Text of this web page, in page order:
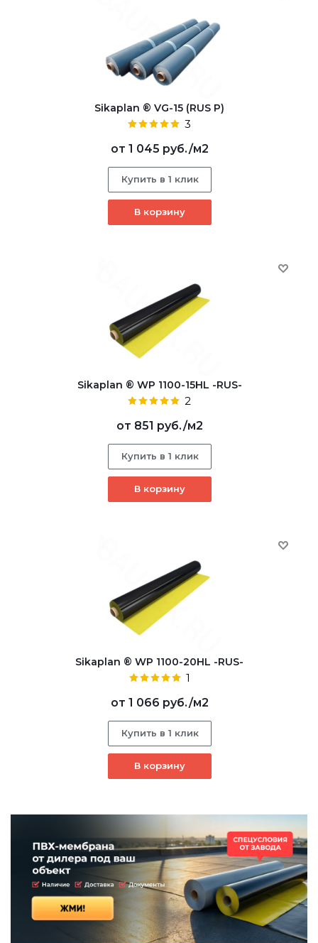
Sikaplan ® VG-15 (RUS P)
3
от 1 045 руб./м2
Купить в 1 клик
В корзину
Sikaplan ® WP 1100-15HL -RUS-
2
от 851 руб./м2
Купить в 1 клик
В корзину
Sikaplan ® WP 1100-20HL -RUS-
1
от 1 066 руб./м2
Купить в 1 клик
В корзину